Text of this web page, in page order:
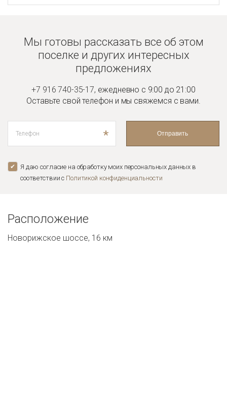
Мы готовы рассказать все об этом
поселке и других интересных
предложениях
+7 916 740-35-17, ежедневно с 9:00 до 21:00
Оставьте свой телефон и мы свяжемся с вами.
* Отправить
Я даю согласие на обработку моих персональных данных в
соответствии с Политикой конфиденциальноcти
Расположение
Новорижское шоссе, 16 км